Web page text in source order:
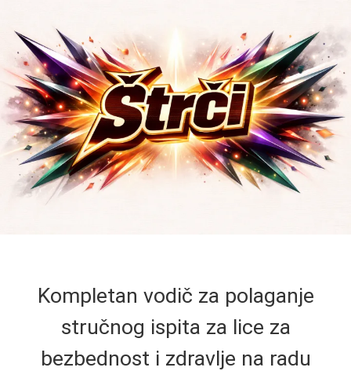
Kompletan vodič za polaganje
stručnog ispita za lice za
bezbednost i zdravlje na radu